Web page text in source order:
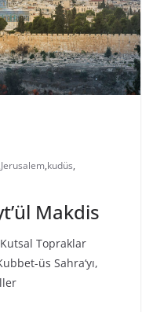
Jerusalem,kudüs,
Makdis
Topraklar
üs Sahra‘yı,